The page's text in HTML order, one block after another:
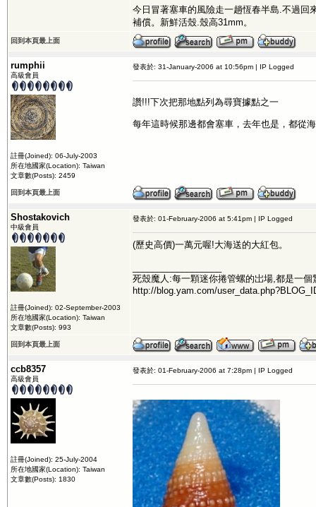
今日冒著塞車的風險走一趟恆春半島.不過回
補償。新鮮活殼.殼高31mm。
回到本頁最上面
rumphii
高級會員
註冊(Joined): 06-July-2003
所在地國家(Location): Taiwan
文章數(Posts): 2459
發表於: 31-January-2006 at 10:56pm | IP Logged
讚!!!下次把那地點列為尋寶據點之一
每年這時候那邊都會塞車，去年也是，都從
回到本頁最上面
Shostakovich
中級會員
註冊(Joined): 02-September-2003
所在地國家(Location): Taiwan
文章數(Posts): 993
發表於: 01-February-2006 at 5:41pm | IP Logged
(歷史高價)一萬元喔!大海送的大紅包。
死殼魔人:每一顆迷你捲管螺的岀場,都是一個
http://blog.yam.com/
回到本頁最上面
ccb8357
高級會員
註冊(Joined): 25-July-2004
所在地國家(Location): Taiwan
文章數(Posts): 1830
發表於: 01-February-2006 at 7:28pm | IP Logged